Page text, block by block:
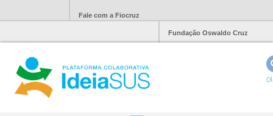
Fale com a Fiocruz
Fundação Oswaldo Cruz